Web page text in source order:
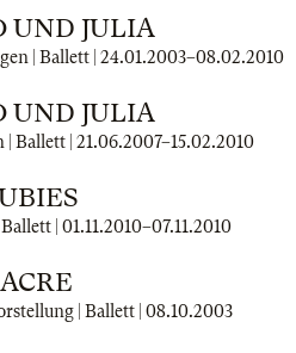
UND JULIA
| Ballett | 24.01.2003–08.02.2010
UND JULIA
| Ballett | 21.06.2007–15.02.2010
| 01.11.2010–07.11.2010
| Ballett | 08.10.2003